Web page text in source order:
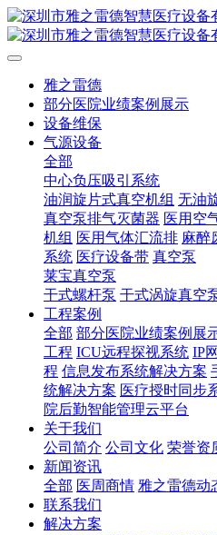
雅之雷德
部分医院业绩案例展示
设备维保
气源设备
全部
中心负压吸引系统
油润旋片式真空机组 无油
真空泵排气灭菌器 医用空
机组 医用气体汇流排 麻醉
系统 医疗设备带 真空泵
莱宝真空泵
干式螺杆泵 干式涡旋真空
工程案例
全部 部分医院业绩案例展
工程 ICU远程探视系统 IP
程 信息发布系统解决方案
统解决方案 医疗授时同步
院后勤智能管理云平台
关于我们
公司简介 公司文化 荣誉资
新闻资讯
全部 医周商情 雅之雷德动
联系我们
解决方案